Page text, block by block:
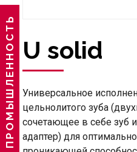
U solid
Универсальное
цельнолитого зуба
сочетающее в себе зуб
адаптер) для
ГОРНАЯ ПРОМЫШЛЕННОСТЬ